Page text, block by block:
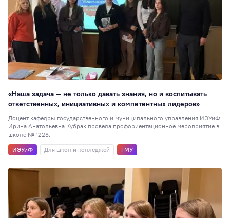
Студенческая
наука
Для школ и
колледжей 48
47
Юриспруденция
Образовательная
Экономика
(ИЭУиФ)
РИСО
37
Кинолекторий
«Наша задача — не только давать знания, но и воспитывать
ответственных, инициативных и компетентных лидеров»
Доцент кафедры государственного и муниципального управления ИЭУиФ
Ирина Анатольевна Кубрак провела профориентационное мероприятие в
школе № 1228.
ИЭУиФ
Для школ и колледжей ГМУ